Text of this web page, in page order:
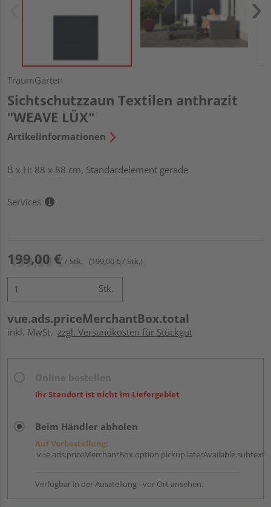
TraumGarten
Sichtschutzzaun Textilen anthrazit
"WEAVE LÜX"
Artikelinformationen
B x H: 88 x 88 cm, Standardelement gerade
Services
199,00 € / Stk. (199,00 € / Stk.)
Stk.
vue.ads.priceMerchantBox.total
inkl. MwSt. zzgl. Versandkosten für Stückgut
Ihr Standort ist nicht im Liefergebiet
Beim Händler abholen
Auf Vorbestellung:
vue.ads.priceMerchantBox.option.pickup.laterAvailable.subtext
Verfügbar in der Ausstellung - vor Ort ansehen.